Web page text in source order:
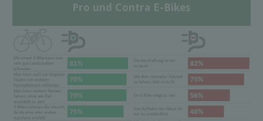
Pro und Contra E-Bikes